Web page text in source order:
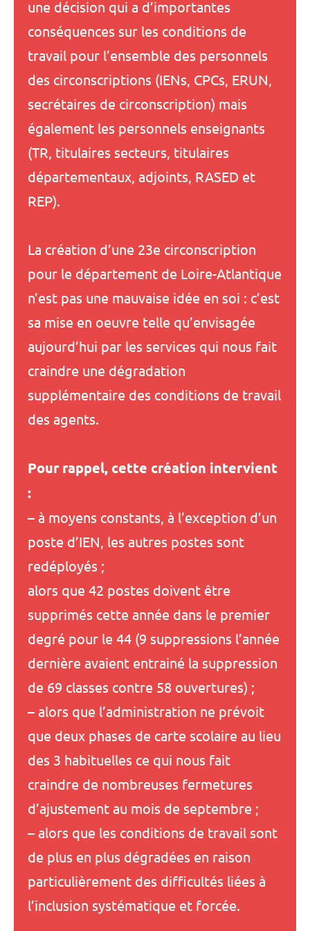
une décision qui a d’importantes
conséquences sur les conditions de
travail pour l’ensemble des personnels
des circonscriptions (IENs, CPCs, ERUN,
secrétaires de circonscription) mais
également les personnels enseignants
(TR, titulaires secteurs, titulaires
départementaux, adjoints, RASED et
REP).
La création d’une 23e circonscription
pour le département de Loire-Atlantique
n’est pas une mauvaise idée en soi : c’est
sa mise en oeuvre telle qu’envisagée
aujourd’hui par les services qui nous fait
craindre une dégradation
supplémentaire des conditions de travail
des agents.
Pour rappel, cette création intervient
:
– à moyens constants, à l’exception d’un
poste d’IEN, les autres postes sont
redéployés ;
alors que 42 postes doivent être
supprimés cette année dans le premier
degré pour le 44 (9 suppressions l’année
dernière avaient entrainé la suppression
de 69 classes contre 58 ouvertures) ;
– alors que l’administration ne prévoit
que deux phases de carte scolaire au lieu
des 3 habituelles ce qui nous fait
craindre de nombreuses fermetures
d’ajustement au mois de septembre ;
– alors que les conditions de travail sont
de plus en plus dégradées en raison
particulièrement des difficultés liées à
l’inclusion systématique et forcée.